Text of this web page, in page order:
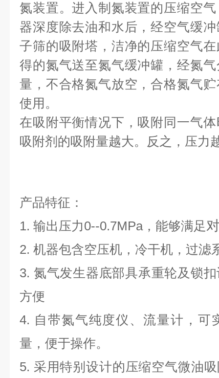
氮装置。进入制氮装置的压缩空
器深度除去油和水后，经空气缓
子筛的吸附塔，洁净的压缩空气
得的氮气送至氮气缓冲罐，经氮
量，不合格氮气放空，合格氮气
使用。
在吸附平衡情况下，吸附同一气
吸附剂的吸附量越大。反之，压力
产品特征：
1. 输出压力0--0.7MPa，能够满足
2. 机器包含空压机，冷干机，过滤
3. 氮气发生器底部具承重轮及锁
方便
4. 自带氮气纯度仪、流量计，可
量，便于操作。
5. 采用特别设计的压缩空气微油